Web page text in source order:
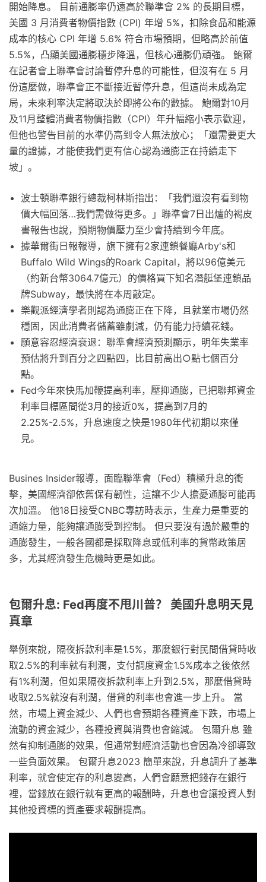
開始降息。 目前通膨率仍遠高於聯準會 2% 的長期目標，
美國 3 月消費者物價指數 (CPI) 年增 5%，扣除食品和能源
成本的核心 CPI 年增 5.6% 符合市場預期，但略高於前值
5.5%，凸顯美國通膨穩步降溫，但核心通膨仍頑強。 鮑爾
在記者會上聯準會討論暫停升息的可能性，但沒有在 5 月
份這麼做，聯準會正不斷接近暫停升息，但這尚未成為定
局，未來利率決定將取決於即將公布的數據。 鮑爾對10月
及11月整體消費者物價指數（CPI）年升幅縮小表示歡迎，
但他也警告目前的水準仍高到令人無法放心；「還需要更大
量的證據，才能使我們更有信心認為通膨正在持續走下
坡」。
波士頓聯準銀行總裁柯林斯指出：「我們還沒有看到物
價大幅回落…我們需做得更多。」聯準會7日出爐的褐皮
書報告也說，預期物價壓力至少會持續到今年底。
據華爾街日報報導，旗下擁有2家連鎖餐廳Arby's和
Buffalo Wild Wings的Roark Capital，將以96億美元
（約新台幣3064.7億元）的價格買下知名潛艇堡連鎖品
牌Subway，最快將在本周敲定。
樂觀派經濟學者則認為通膨正在下降，且就業市場仍然
穩固，因此消費者儲蓄雖劇減，仍有能力持續花錢。
願意容忍經濟衰退：聯準會經濟預測顯示，明年失業率
預估將升到百分之四點四，比目前高出○點七個百分
點。
Fed今年來快馬加鞭提高利率，壓抑通膨，已把聯邦資金
利率目標區間從3月的接近0%，提高到7月的
2.25%-2.5%，升息速度之快是1980年代初期以來僅
見。
Busines Insider報導，面臨聯準會（Fed）積極升息的衝
擊，美國經濟卻依舊保有韌性，這讓不少人擔憂通膨可能再
次加溫。 他18日接受CNBC專訪時表示，生產力是重要的
通縮力量，能夠讓通膨受到控制。 但只要沒有過於嚴重的
通膨發生，一般各國都是採取降息或低利率的貨幣政策居
多，尤其經濟發生危機時更是如此。
包爾升息: Fed再度不甩川普？ 美國升息明天見
真章
舉例來說，隔夜拆款利率是1.5%，那麼銀行對民間借貸時收
取2.5%的利率就有利潤，支付調度資金1.5%成本之後依然
有1%利潤，但如果隔夜拆款利率上升到2.5%，那麼借貸時
收取2.5%就沒有利潤，借貸的利率也會進一步上升。 當
然，市場上資金減少、人們也會預期各種資產下跌，市場上
流動的資金減少，各種投資與消費也會縮減。 包爾升息 雖
然有抑制通膨的效果，但通常對經濟活動也會因為冷卻導致
一些負面效果。 包爾升息2023 簡單來說，升息調升了基準
利率，就會使定存的利息變高，人們會願意把錢存在銀行
裡，當錢放在銀行就有更高的報酬時，升息也會讓投資人對
其他投資標的資產要求報酬提高。